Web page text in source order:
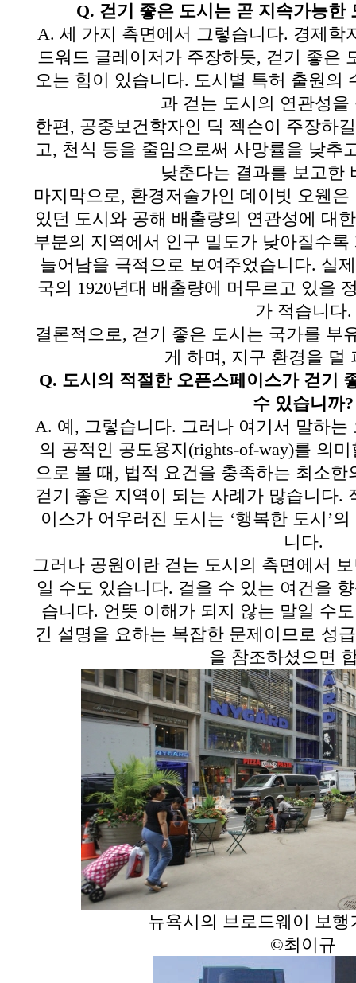
Q. 걷기 좋은 도시는 곧 지속가능한
A. 세 가지 측면에서 그렇습니다. 경제학
드워드 글레이저가 주장하듯, 걷기 좋은
오는 힘이 있습니다. 도시별 특허 출원의
과 걷는 도시의 연관성을
한편, 공중보건학자인 딕 젝슨이 주장하길
고, 천식 등을 줄임으로써 사망률을 낮추
낮춘다는 결과를 보고한
마지막으로, 환경저술가인 데이빗 오웬
있던 도시와 공해 배출량의 연관성에 대
부분의 지역에서 인구 밀도가 낮아질수
늘어남을 극적으로 보여주었습니다. 실
국의 1920년대 배출량에 머무르고 있을
가 적습니다.
결론적으로, 걷기 좋은 도시는 국가를 부
게 하며 , 지구 환경을 덜
Q. 도시의 적절한 오픈스페이스가 걷기
수 있습니까?
A. 예 , 그렇습니다. 그러나 여기서 말하는
의 공적인 공도용지(rights-of-way)를 의
으로 볼 때 , 법적 요건을 충족하는 최소
걷기 좋은 지역이 되는 사례가 많습니다.
이스가 어우러진 도시는 ‘행복한 도시 ’의
니다.
그러나 공원이란 걷는 도시의 측면에서
일 수도 있습니다. 걸을 수 있는 여건을
습니다. 언뜻 이해가 되지 않는 말일 수
긴 설명을 요하는 복잡한 문제이므로 성
을 참조하셨으면
뉴욕시의 브로드웨이 보행
©최이규